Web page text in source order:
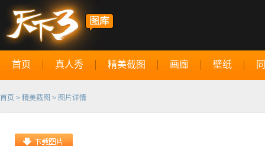
首页 真人秀 精美截图 画廊 壁纸
首页 > 精美截图 > 图片详情